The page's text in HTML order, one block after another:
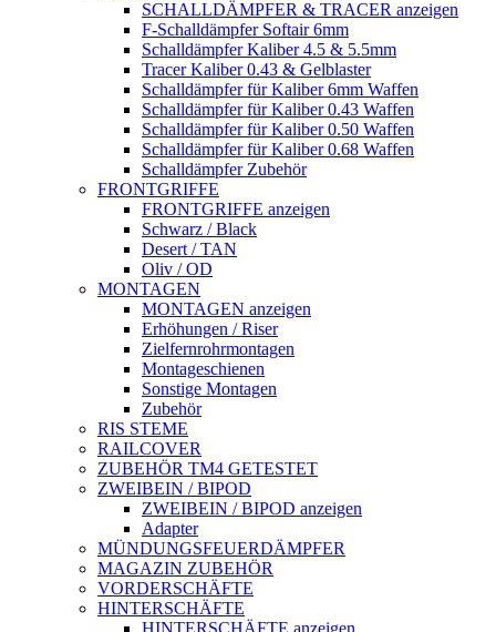
SCHALLDÄMPFER & TRACER anzeigen
F-Schalldämpfer Softair 6mm
Schalldämpfer Kaliber 4.5 & 5.5mm
Tracer Kaliber 0.43 & Gelblaster
Schalldämpfer für Kaliber 6mm Waffen
Schalldämpfer für Kaliber 0.43 Waffen
Schalldämpfer für Kaliber 0.50 Waffen
Schalldämpfer für Kaliber 0.68 Waffen
Schalldämpfer Zubehör
FRONTGRIFFE
FRONTGRIFFE anzeigen
Schwarz / Black
Desert / TAN
Oliv / OD
MONTAGEN
MONTAGEN anzeigen
Erhöhungen / Riser
Zielfernrohrmontagen
Montageschienen
Sonstige Montagen
Zubehör
RIS STEME
RAILCOVER
ZUBEHÖR TM4 GETESTET
ZWEIBEIN / BIPOD
ZWEIBEIN / BIPOD anzeigen
Adapter
MÜNDUNGSFEUERDÄMPFER
MAGAZIN ZUBEHÖR
VORDERSCHÄFTE
HINTERSCHÄFTE
HINTERSCHÄFTE anzeigen